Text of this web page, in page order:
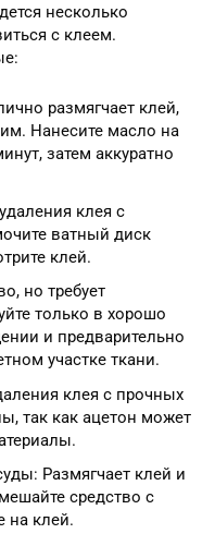
несколько
с клеем.
размягчает клей,
Нанесите масло на
затем аккуратно
клея с
ватный диск
клей.
но требует
только в хорошо
и предварительно
участке ткани.
клея с прочных
так как ацетон может
Размягчает клей и
средство с
на клей.